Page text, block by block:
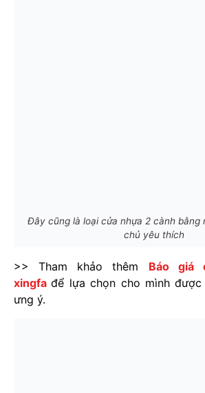
Đây cũng là loại cửa nhựa 2 cành bằng
chủ yêu thích
>> Tham khảo thêm Báo giá
xingfa để lựa chọn cho mình
ưng ý.